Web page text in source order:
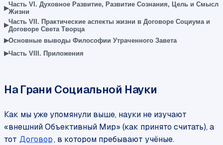
▸Часть VI. Духовное Развитие, Развитие Сознания, Цель и Смысл
Жизни
▸Часть VII. Практические аспекты жизни в Договоре Социума и
Договоре Света Творца
▸Основные выводы Философии Утраченного Завета
▸Часть VIII. Приложения
На Грани Социальной Науки
Как мы уже упомянули выше, науки не изучают
«внешний Объективный Мир» (как принято считать), а
тот Договор, в котором пребывают учёные.